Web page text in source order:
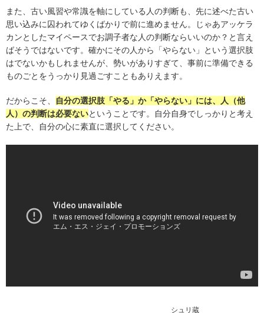
また、古い風習や常識を軸にしている人の判断も、先に述べた古い
思い込みに囚われてゆくばかりで前に進めません。じゃあアッケラ
カンとしたマイペースでお調子者な人の判断ならいいのか？と言え
ばそうではないです。確かにその人から「やらない」という選択肢
はでないかもしれませんが、勢いがありすぎて、事前に準備できる
ものごとをうっかり見過ごすこともありえます。
だからこそ、
自分の選択肢「やる」か「やらない」には、人（他
人）の判断は必要ないということです。自分自身でしっかりと考え
た上で、自分の心に素直に選択してください。
シュリ蔵